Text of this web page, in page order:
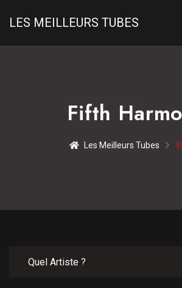
LES MEILLEURS TUBES
Fifth
Les Meilleurs Tubes